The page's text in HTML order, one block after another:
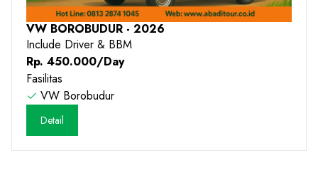
VW BOROBUDUR - 2026
Include Driver & BBM
Rp. 450.000/Day
Fasilitas
VW Borobudur
Detail